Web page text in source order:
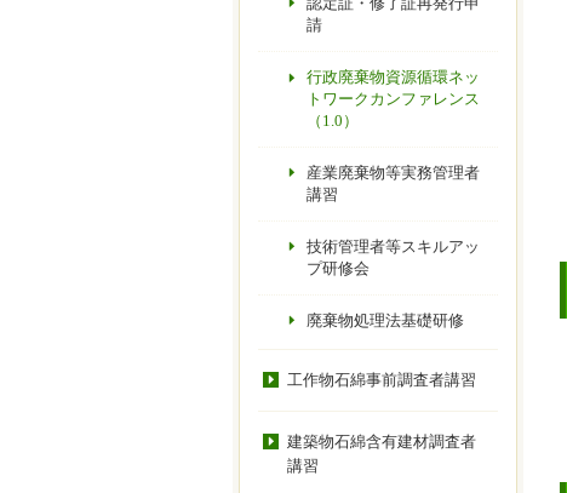
請
行政廃棄物資源循環ネッ
トワークカンファレンス
（1.0）
産業廃棄物等実務管理者
講習
技術管理者等スキルアッ
プ研修会
廃棄物処理法基礎研修
工作物石綿事前調査者講習
建築物石綿含有建材調査者
講習